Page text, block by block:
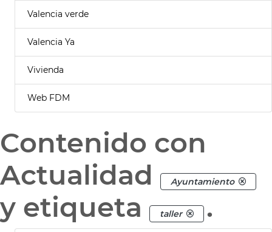
Valencia verde
Valencia Ya
Vivienda
Web FDM
Contenido con
Actualidad
Ayuntamiento
y etiqueta taller .